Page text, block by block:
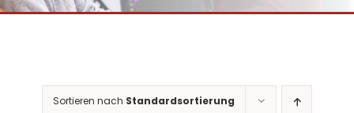
Sortieren nach Standardsortierung